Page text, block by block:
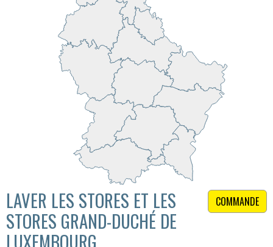
COMMANDE
LAVER LES STORES ET LES
STORES GRAND-DUCHÉ DE
LUXEMBOURG